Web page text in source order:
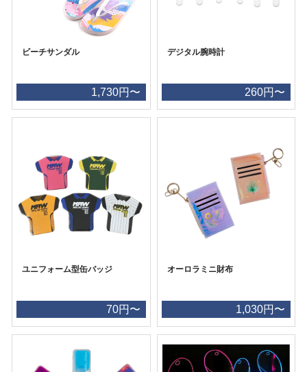
ビーチサンダル
1,730円〜
デジタル腕時計
260円〜
ユニフォーム型缶バッジ
70円〜
オーロラミニ財布
1,030円〜